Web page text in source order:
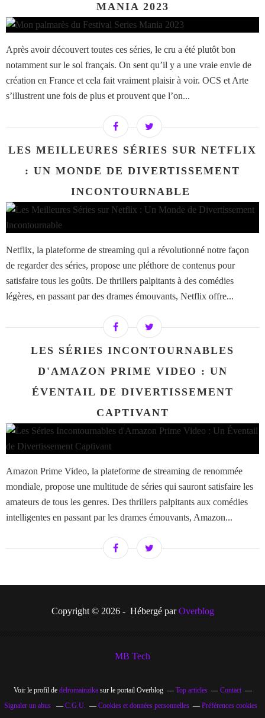
MANIA 2023
Après avoir découvert toutes ces séries, le cru a été plutôt bon
notamment sur le sol français. On sent qu’il y a une vraie envie de
création en France et cela fait vraiment plaisir à voir. OCS et Arte
s’illustrent une fois de plus et prouvent que l’on...
LES MEILLEURES SÉRIES SUR NETFLIX
: UN MONDE DE DIVERTISSEMENT
INCONTOURNABLE ​​​​​​​
Netflix, la plateforme de streaming qui a révolutionné notre façon
de regarder des séries, propose une pléthore de contenus pour
satisfaire tous les goûts. De thrillers palpitants à des comédies
légères, en passant par des drames émouvants, Netflix offre...
LES SÉRIES INCONTOURNABLES
D'AMAZON PRIME VIDEO : UN
ÉVENTAIL DE DIVERTISSEMENT
CAPTIVANT
Amazon Prime Video, la plateforme de streaming de renommée
mondiale, propose une multitude de séries qui sauront satisfaire les
amateurs de tous les genres. Des thrillers palpitants aux comédies
intelligentes en passant par les drames émouvants, Amazon...
Copyright © 2026 - Hébergé parOverblog
MB Tech
Voir le profil de delromainzikasur le portail Overblog Top articles
Contact
Signaler un abus
C.G.U. Cookies et données personnelles Préférences cookies